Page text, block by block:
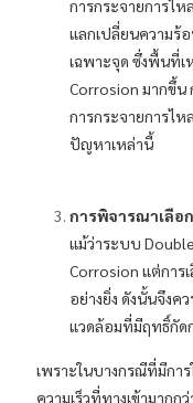
การกระจายการไ
แลกเปลี่ยนความร้
เฉพาะจุด ซึ่งพื้นที่เ
Corrosion มากขึ้น
การกระจายการไ
ปัญหาเหล่านี้
การพิจารณาเลือ
แม้ว่าระบบ
Corrosion แต่การ
อย่างยิ่ง ดังนั้นจึง
แวดล้อมที่มีฤทธิ์กัด
เพราะในบางกรณีที่มีกา
ความเร็วที่ทางเข้ามากก